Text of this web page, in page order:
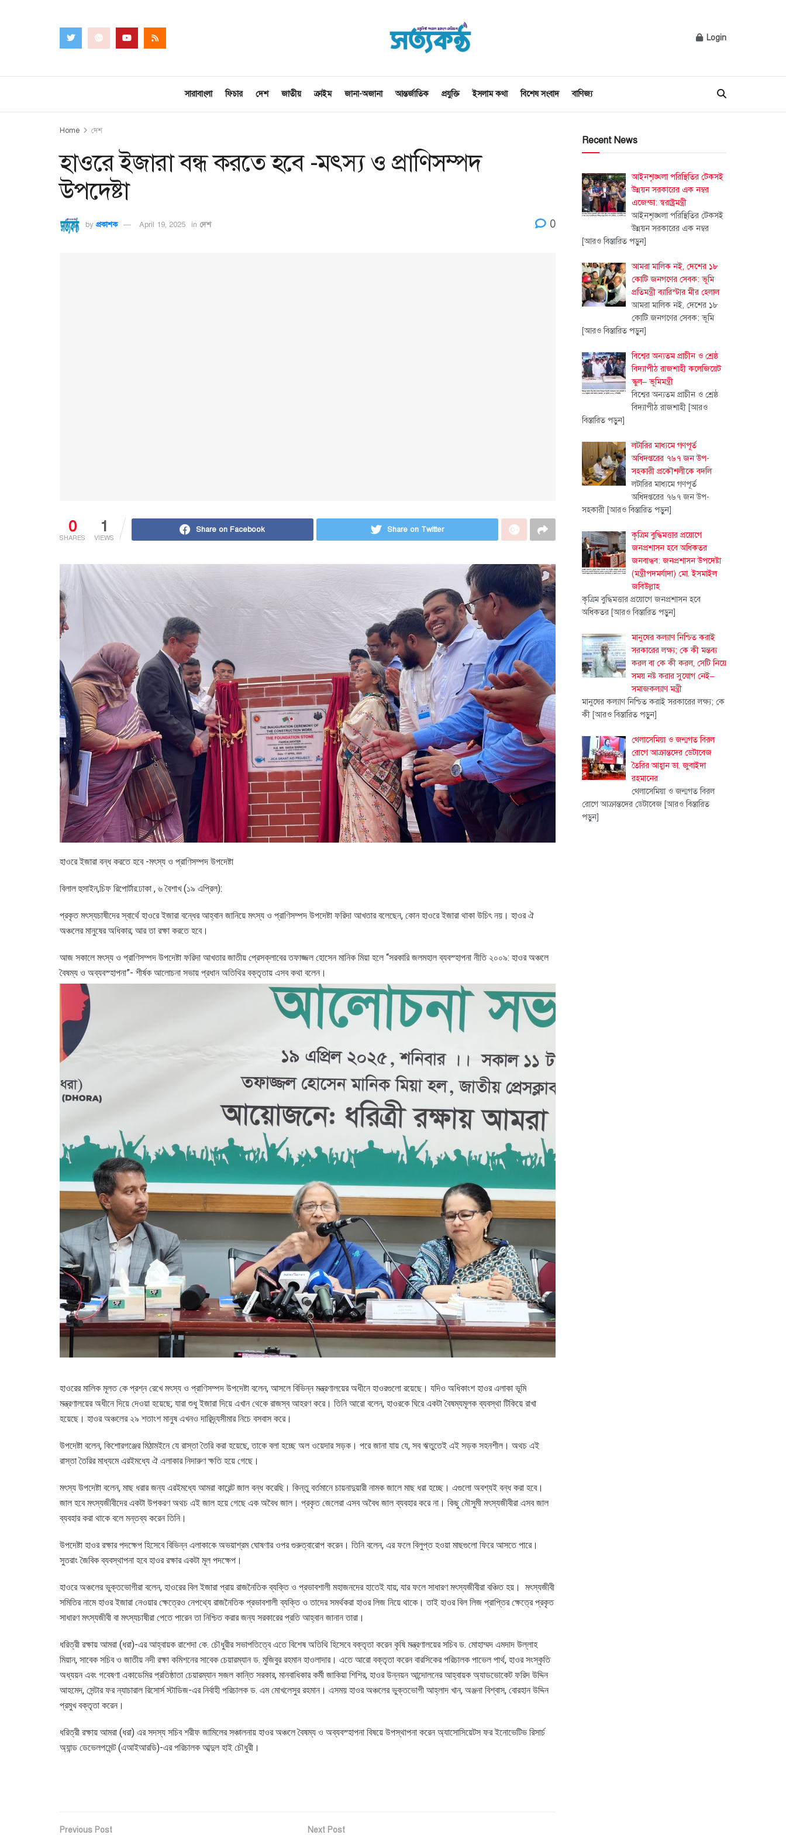
Login
সারাবাংলা ফিচার দেশ জাতীয় ক্রাইম জানা-অজানা আন্তর্জাতিক প্রযুক্তি ইসলাম কথা বিশেষ সংবাদ বাণিজ্য
Home দেশ
হাওরে ইজারা বন্ধ করতে হবে -মৎস্য ও প্রাণিসম্পদ
উপদেষ্টা
by প্রকাশক April 19, 2025 in দেশ 0
0
SHARES
1
VIEWS
Share on Facebook Share on Twitter
হাওরে ইজারা বন্ধ করতে হবে -মৎস্য ও প্রাণিসম্পদ উপদেষ্টা
বিলাল হুসাইন,চিফ রিপোর্টার:ঢাকা , ৬ বৈশাখ (১৯ এপ্রিল):
প্রকৃত মৎস্যচাষীদের স্বার্থে হাওরে ইজারা বন্ধের আহ্বান জানিয়ে মৎস্য ও প্রাণিসম্পদ উপদেষ্টা ফরিদা আখতার বলেছেন, কোন হাওরে ইজারা থাকা উচিৎ নয়। হাওর ঐ
অঞ্চলের মানুষের অধিকার; আর তা রক্ষা করতে হবে।
আজ সকালে মৎস্য ও প্রাণিসম্পদ উপদেষ্টা ফরিদা আখতার জাতীয় প্রেসক্লাবের তফাজ্জল হোসেন মানিক মিয়া হলে “সরকারি জলমহাল ব্যবস্হাপনা নীতি ২০০৯: হাওর অঞ্চলে
বৈষম্য ও অব্যবস্হাপনা”- শীর্ষক আলোচনা সভায় প্রধান অতিথির বক্তৃতায় এসব কথা বলেন।
হাওরের মালিক মূলত কে প্রশ্ন রেখে মৎস্য ও প্রাণিসম্পদ উপদেষ্টা বলেন, আসলে বিভিন্ন মন্ত্রণালয়ের অধীনে হাওরগুলো রয়েছে। যদিও অধিকাংশ হাওর এলাকা ভূমি
মন্ত্রণালয়ের অধীনে দিয়ে দেওয়া হয়েছে; যারা শুধু ইজারা দিয়ে এখান থেকে রাজস্ব আহরণ করে। তিনি আরো বলেন, হাওরকে ঘিরে একটা বৈষম্যমূলক ব্যবস্থা টিকিয়ে রাখা
হয়েছে। হাওর অঞ্চলের ২৯ শতাংশ মানুষ এখনও দারিদ্র্যসীমার নিচে বসবাস করে।
উপদেষ্টা বলেন, কিশোরগঞ্জের মিঠামইনে যে রাস্তা তৈরি করা হয়েছে, তাকে বলা হচ্ছে অল ওয়েদার সড়ক। পরে জানা যায় যে, সব ঋতুতেই এই সড়ক সহনশীল। অথচ এই
রাস্তা তৈরির মাধ্যমে এরইমধ্যে ঐ এলাকার নিদারুণ ক্ষতি হয়ে গেছে।
মৎস্য উপদেষ্টা বলেন, মাছ ধরার জন্য এরইমধ্যে আমরা কারেন্ট জাল বন্ধ করেছি। কিন্তু বর্তমানে চায়নাদুয়ারী নামক জালে মাছ ধরা হচ্ছে। এগুলো অবশ্যই বন্ধ করা হবে।
জাল হবে মৎস্যজীবীদের একটা উপকরণ অথচ এই জাল হয়ে গেছে এক অবৈধ জাল। প্রকৃত জেলেরা এসব অবৈধ জাল ব্যবহার করে না। কিছু মৌসুমী মৎস্যজীবীরা এসব জাল
ব্যবহার করা থাকে বলে মন্তব্য করেন তিনি।
উপদেষ্টা হাওর রক্ষার পদক্ষেপ হিসেবে বিভিন্ন এলাকাকে অভয়াশ্রম ঘোষণার ওপর গুরুত্বারোপ করেন। তিনি বলেন, এর ফলে বিলুপ্ত হওয়া মাছগুলো ফিরে আসতে পারে।
সুতরাং জৈবিক ব্যবস্থাপনা হবে হাওর রক্ষার একটা মূল পদক্ষেপ।
হাওরে অঞ্চলের ভুক্তভোগীরা বলেন, হাওরের বিল ইজারা প্রায় রাজনৈতিক ব্যক্তি ও প্রভাবশালী মহাজনদের হাতেই যায়; যার ফলে সাধারণ মৎস্যজীবীরা বঞ্চিত হয়। মৎস্যজীবী
সমিতির নামে হাওর ইজারা নেওয়ার ক্ষেত্রেও নেপথ্যে রাজনৈতিক প্রভাবশালী ব্যক্তি ও তাদের সমর্থকরা হাওর লিজ নিয়ে থাকে। তাই হাওর বিল লিজ প্রাপ্তির ক্ষেত্রে প্রকৃত
সাধারণ মৎস্যজীবী বা মৎস্যচাষীরা পেতে পারেন তা নিশ্চিত করার জন্য সরকারের প্রতি আহ্বান জানান তারা।
ধরিত্রী রক্ষায় আমরা (ধরা)-এর আহ্বায়ক রাশেদা কে. চৌধুরীর সভাপতিত্বে এতে বিশেষ অতিথি হিসেবে বক্তৃতা করেন কৃষি মন্ত্রণালয়ের সচিব ড. মোহাম্মদ এমদাদ উল্লাহ
মিয়ান, সাবেক সচিব ও জাতীয় নদী রক্ষা কমিশনের সাবেক চেয়ারম্যান ড. মুজিবুর রহমান হাওলাদার। এতে আরো বক্তৃতা করেন বারসিকের পরিচালক পাভেল পার্থ, হাওর সংস্কৃতি
অধ্যয়ন এবং গবেষণা একাডেমির প্রতিষ্ঠাতা চেয়ারম্যান সজল কান্তি সরকার, মানবাধিকার কর্মী জাকিয়া শিশির, হাওর উন্নয়ন আন্দোলনের আহ্বায়ক অ্যাডভোকেট ফরিদ উদ্দিন
আহমেদ, সেন্টার ফর ন্যাচারাল রিসোর্স স্টাডিজ-এর নির্বাহী পরিচালক ড. এম মোখলেসুর রহমান। এসময় হাওর অঞ্চলের ভুক্তভোগী আহ্লাদ খান, অঞ্জনা বিশ্বাস, বোরহান উদ্দিন
প্রমুখ বক্তৃতা করেন।
ধরিত্রী রক্ষায় আমরা (ধরা) এর সদস্য সচিব শরীফ জামিলের সঞ্চালনায় হাওর অঞ্চলে বৈষম্য ও অব্যবস্হাপনা বিষয়ে উপস্থাপনা করেন অ্যাসোসিয়েটস ফর ইনোভেটিভ রিসার্চ
অ্যান্ড ডেভেলপমেন্ট (এআইআরডি)-এর পরিচালক আব্দুল হাই চৌধুরী।
Previous Post Next Post
Recent News
আইনশৃঙ্খলা পরিস্থিতির টেকসই
উন্নয়ন সরকারের এক নম্বর
এজেন্ডা: স্বরাষ্ট্রমন্ত্রী
আইনশৃঙ্খলা পরিস্থিতির টেকসই
উন্নয়ন সরকারের এক নম্বর
[আরও বিস্তারিত পড়ুন]
আমরা মালিক নই, দেশের ১৮
কোটি জনগণের সেবক: ভূমি
প্রতিমন্ত্রী ব্যারিস্টার মীর হেলাল
আমরা মালিক নই, দেশের ১৮
কোটি জনগণের সেবক: ভূমি
[আরও বিস্তারিত পড়ুন]
বিশ্বের অন্যতম প্রাচীন ও শ্রেষ্ঠ
বিদ্যাপীঠ রাজশাহী কলেজিয়েট
স্কুল– ভূমিমন্ত্রী
বিশ্বের অন্যতম প্রাচীন ও শ্রেষ্ঠ
বিদ্যাপীঠ রাজশাহী [আরও
বিস্তারিত পড়ুন]
লটারির মাধ্যমে গণপূর্ত
অধিদপ্তরের ৭৬৭ জন উপ-
সহকারী প্রকৌশলীকে বদলি
লটারির মাধ্যমে গণপূর্ত
অধিদপ্তরের ৭৬৭ জন উপ-
সহকারী [আরও বিস্তারিত পড়ুন]
কৃত্রিম বুদ্ধিমত্তার প্রয়োগে
জনপ্রশাসন হবে অধিকতর
জনবান্ধব: জনপ্রশাসন উপদেষ্টা
(মন্ত্রীপদমর্যাদা) মো. ইসমাইল
জবিউল্লাহ
কৃত্রিম বুদ্ধিমত্তার প্রয়োগে জনপ্রশাসন হবে
অধিকতর [আরও বিস্তারিত পড়ুন]
মানুষের কল্যাণ নিশ্চিত করাই
সরকারের লক্ষ্য; কে কী মন্তব্য
করল বা কে কী করল, সেটি নিয়ে
সময় নষ্ট করার সুযোগ নেই–
সমাজকল্যাণ মন্ত্রী
মানুষের কল্যাণ নিশ্চিত করাই সরকারের লক্ষ্য; কে
কী [আরও বিস্তারিত পড়ুন]
থেলাসেমিয়া ও জন্মগত বিরল
রোগে আক্রান্তদের ডেটাবেজ
তৈরির আহ্বান ডা. জুবাইদা
রহমানের
থেলাসেমিয়া ও জন্মগত বিরল
রোগে আক্রান্তদের ডেটাবেজ [আরও বিস্তারিত
পড়ুন]